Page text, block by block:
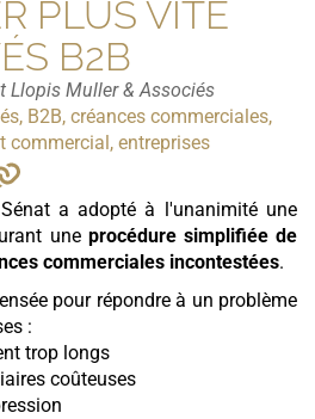
PLUS VITE
B2B
Llopis Muller & Associés
B2B, créances commerciales,
commercial, entreprises
a adopté à l'unanimité une
une procédure simplifiée de
commerciales incontestées.
pour répondre à un problème
:
trop longs
coûteuses